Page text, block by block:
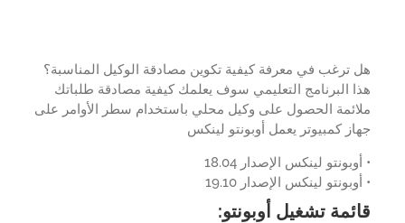
ترغب في معرفة كيفية تكوين مصادقة الوكيل المناسبة؟
البرنامج التعليمي سوف يعلمك كيفية مصادقة طلباتك
الحصول على وكيل محلي باستخدام سطر الأوامر على
كمبيوتر يعمل أوبونتو لينكس
لينكس الإصدار 18.04
لينكس الإصدار 19.10
تشغيل أوبونتو: